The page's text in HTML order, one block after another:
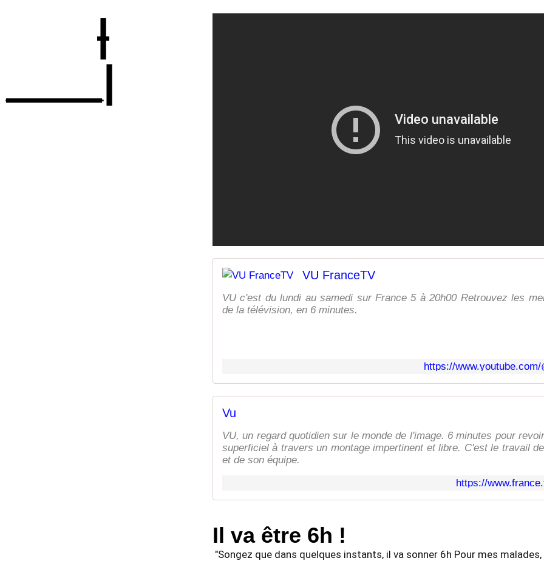
|
____|
VU FranceTV
VU c'est du lundi au samedi sur France 5 à 20h00 Retrouvez les
de la télévision, en 6 minutes.
https://
Vu
VU, un regard quotidien sur le monde de l'image. 6 minutes pour
superficiel à travers un montage impertinent et libre. C'est le travail
et de son équipe.
https://
Il va être 6h !
"Songez que dans quelques instants, il va sonner 6h Pour mes